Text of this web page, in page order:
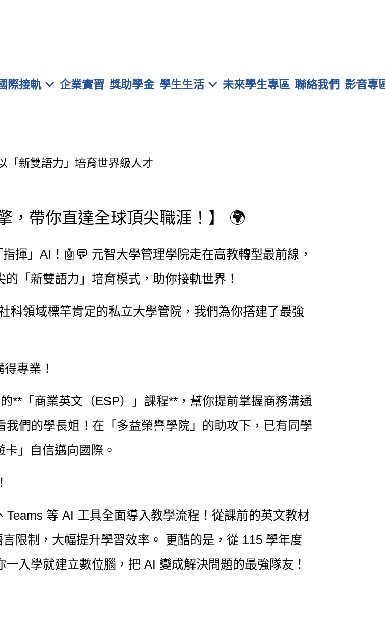
際接軌 企業實習 獎助學金 學生生活 未來學生專區 聯絡我們 影音專
「新雙語力」培育世界級人才
，帶你直達全球頂尖職涯！】 🌍
揮」AI！🤖💬 元智大學管理學院走在高教轉型最前線，
「新雙語力」培育模式，助你接軌世界！
科領域標竿肯定的私立大學管院，我們為你搭建了最強
專業！
**「商業英文（ESP）」課程**，幫你提前掌握商務溝通
們的學長姐！在「多益榮譽學院」的助攻下，已有同學
」自信邁向國際。
Teams 等 AI 工具全面導入教學流程！從課前的英文教材
限制，大幅提升學習效率。 更酷的是，從 115 學年度
一入學就建立數位腦，把 AI 變成解決問題的最強隊友！